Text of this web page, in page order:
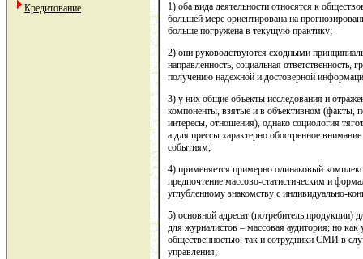
Кредитование
1) оба вида деятельности относятся к
большей мере ориентирована на
больше погружена в текущую практику;
2) они руководствуются сходными
направленность, социальная ответственность,
получению надежной и достоверной
3) у них общие объекты исследования и
компоненты, взятые и в объективном (факты,
интересы, отношения), однако социология
а для прессы характерно обостренное
событиям;
4) применяется примерно одинаковый
предпочтение массово-статистическим и
углубленному знакомству с индивидуально-
5) основной адресат (потребитель продукции)
для журналистов – массовая аудитория; но
общественностью, так и сотрудники СМИ в
управления;